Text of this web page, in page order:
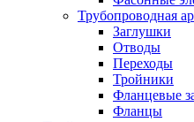
Трубопроводная
Заглушки
Отводы
Переходы
Тройники
Фланцевые
Фланцы